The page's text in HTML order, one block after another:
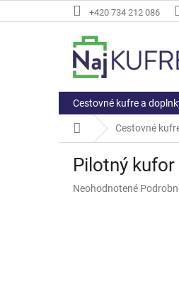
na
+420 734 212 086
Cestovné kufre a
DomovCestovné
Pilotný kufor
Priemerné
Neohodnotené